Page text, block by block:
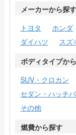
メーカーから探す
トヨタ
ホンダ
ダイハツ
スズ
ボディタイプか
SUV・クロカン
セダン・ハッチ
その他
燃費から探す